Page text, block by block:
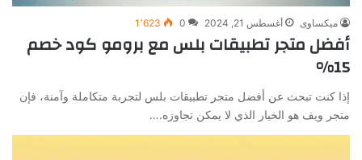
ميكساوى أغسطس 21, 2024 0 1٬623
أفضل متجر تطبيقات بلس مع برومو كود خصم
15%
إذا كنت تبحث عن أفضل متجر تطبيقات بلس لتجربة متكاملة وآمنة، فإن
متجر ويف هو الخيار الذي لا يمكن تجاوزه.…